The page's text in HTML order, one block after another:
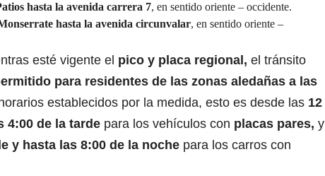
hasta la avenida carrera 7, en sentido oriente – occidente.
hasta la avenida circunvalar, en sentido oriente –
esté vigente el pico y placa regional, el tránsito
para residentes de las zonas aledañas a las
establecidos por la medida, esto es desde las 12
4:00 de la tarde para los vehículos con placas pares, y
y hasta las 8:00 de la noche para los carros con